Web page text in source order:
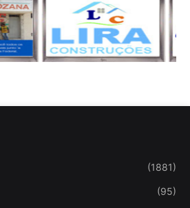
(1881)
(95)